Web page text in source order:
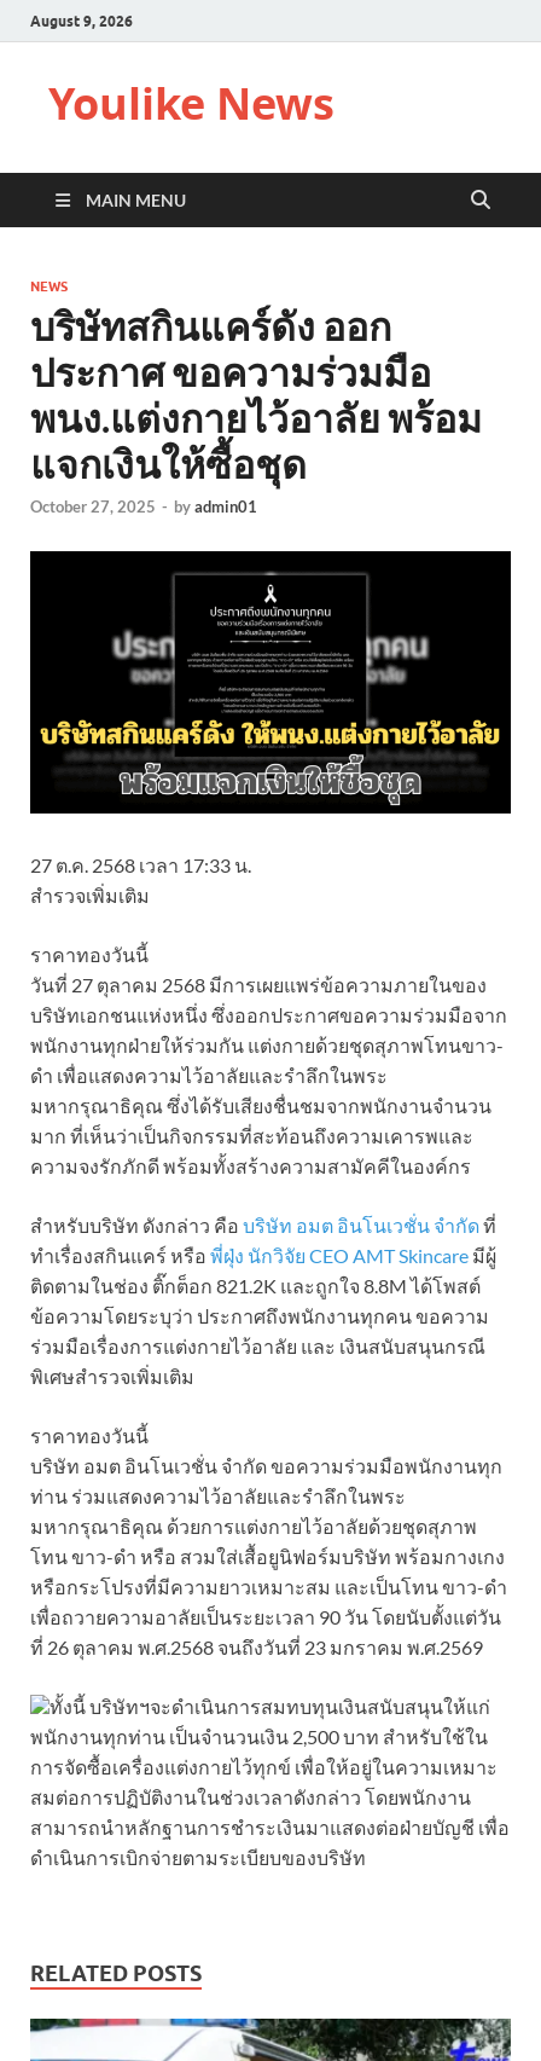
August 9, 2026
Youlike News
MAIN MENU
NEWS
บริษัทสกินแคร์ดัง ออก
ประกาศ ขอความร่วมมือ
พนง.แต่งกายไว้อาลัย พร้อม
แจกเงินให้ซื้อชุด
October 27, 2025 - byadmin01
27 ต.ค. 2568 เวลา 17:33 น.
สำรวจเพิ่มเติม
ราคาทองวันนี้
วันที่ 27 ตุลาคม 2568 มีการเผยแพร่ข้อความภายในของ
บริษัทเอกชนแห่งหนึ่ง ซึ่งออกประกาศขอความร่วมมือจาก
พนักงานทุกฝ่ายให้ร่วมกัน แต่งกายด้วยชุดสุภาพโทนขาว-
ดำ เพื่อแสดงความไว้อาลัยและรำลึกในพระ
มหากรุณาธิคุณ ซึ่งได้รับเสียงชื่นชมจากพนักงานจำนวน
มาก ที่เห็นว่าเป็นกิจกรรมที่สะท้อนถึงความเคารพและ
ความจงรักภักดี พร้อมทั้งสร้างความสามัคคีในองค์กร
สำหรับบริษัท ดังกล่าว คือ บริษัท อมต อินโนเวชั่น จำกัดที่
ทำเรื่องสกินแคร์ หรือ พี่ฝุ่ง นักวิจัย CEO AMT Skincare มีผู้
ติดตามในช่อง ติ๊กต็อก 821.2K และถูกใจ 8.8M ได้โพสต์
ข้อความโดยระบุว่า ประกาศถึงพนักงานทุกคน ขอความ
ร่วมมือเรื่องการแต่งกายไว้อาลัย และ เงินสนับสนุนกรณี
พิเศษสำรวจเพิ่มเติม
ราคาทองวันนี้
บริษัท อมต อินโนเวชั่น จำกัด ขอความร่วมมือพนักงานทุก
ท่าน ร่วมแสดงความไว้อาลัยและรำลึกในพระ
มหากรุณาธิคุณ ด้วยการแต่งกายไว้อาลัยด้วยชุดสุภาพ
โทน ขาว-ดำ หรือ สวมใส่เสื้อยูนิฟอร์มบริษัท พร้อมกางเกง
หรือกระโปรงที่มีความยาวเหมาะสม และเป็นโทน ขาว-ดำ
เพื่อถวายความอาลัยเป็นระยะเวลา 90 วัน โดยนับตั้งแต่วัน
ที่ 26 ตุลาคม พ.ศ.2568 จนถึงวันที่ 23 มกราคม พ.ศ.2569
ทั้งนี้ บริษัทฯจะดำเนินการสมทบทุนเงินสนับสนุนให้แก่
พนักงานทุกท่าน เป็นจำนวนเงิน 2,500 บาท สำหรับใช้ใน
การจัดซื้อเครื่องแต่งกายไว้ทุกข์ เพื่อให้อยู่ในความเหมาะ
สมต่อการปฏิบัติงานในช่วงเวลาดังกล่าว โดยพนักงาน
สามารถนำหลักฐานการชำระเงินมาแสดงต่อฝ่ายบัญชี เพื่อ
ดำเนินการเบิกจ่ายตามระเบียบของบริษัท
RELATED POSTS